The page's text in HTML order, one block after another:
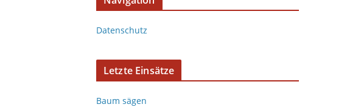
v
Datenschutz
Letzte Einsätze
Baum sägen